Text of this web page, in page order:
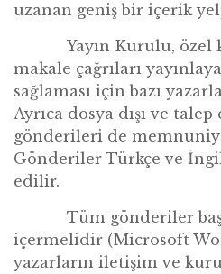
uzanan geniş bir içerik
Yayın Kurulu, özel
makale çağrıları
sağlaması için bazı
Ayrıca dosya dışı ve
gönderileri de
Gönderiler Türkçe ve
edilir.
Tüm gönderiler
içermelidir (Microsoft
yazarların iletişim ve